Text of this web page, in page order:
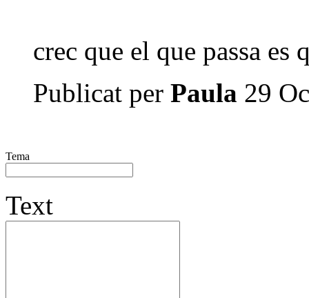
crec que el que passa es
Publicat per Paula 29
Tema
Text